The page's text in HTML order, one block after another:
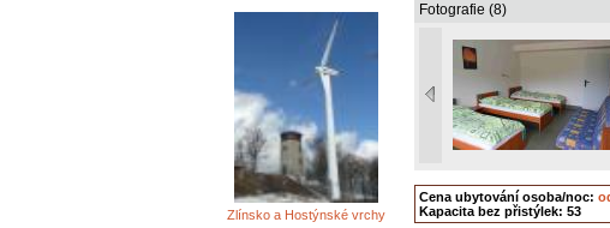
Zlínsko a Hostýnské vrchy
Fotografie (8)
Cena ubytování osoba/noc:
Kapacita bez přistýlek: 53